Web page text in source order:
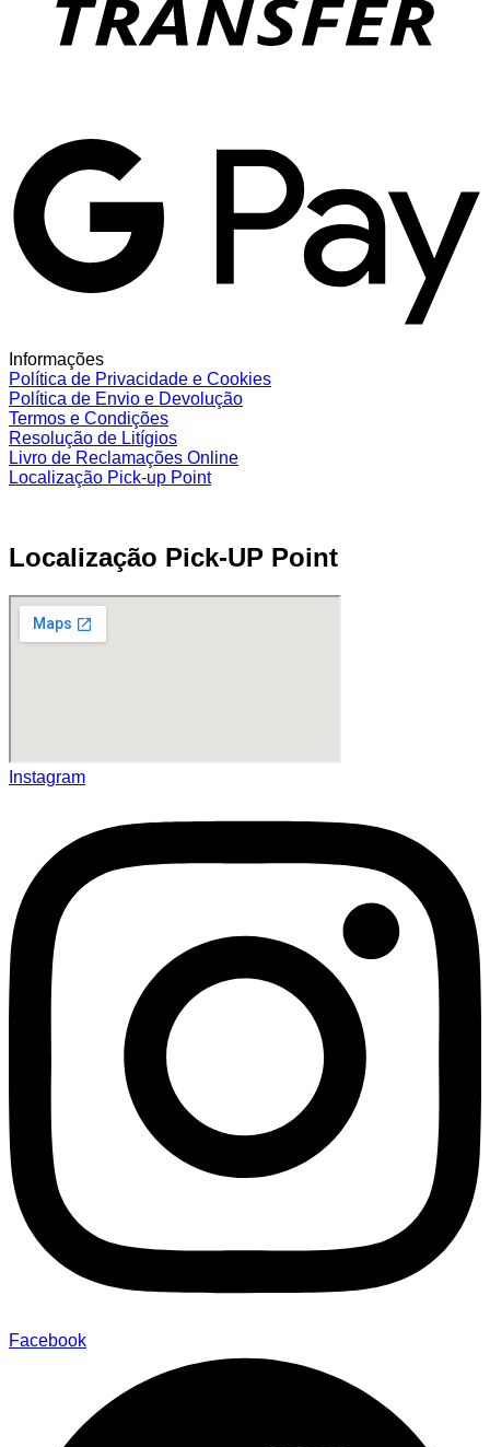
Informações
Política de Privacidade e Cookies
Política de Envio e Devolução
Termos e Condições
Resolução de Litígios
Livro de Reclamações Online
Localização Pick-up Point
Localização Pick-UP Point
Instagram
Facebook